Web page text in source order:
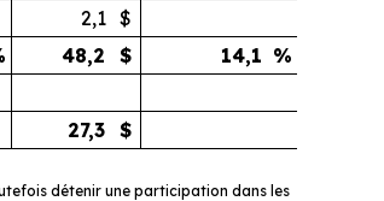
2,1 $
48,2 $ 14,1 %
27,3 $
détenir une participation dans les